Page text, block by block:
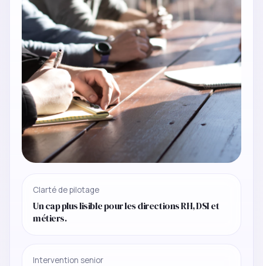
Clarté de pilotage
Un cap plus lisible pour les directions RH, DSI et
métiers.
Intervention senior